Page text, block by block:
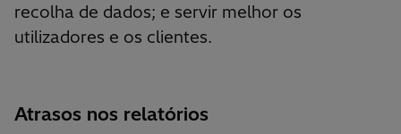
recolha de dados; e servir melhor os
utilizadores e os clientes.
Atrasos nos relatórios